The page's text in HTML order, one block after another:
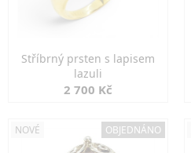
Stříbrný prsten s lapisem
lazuli
2 700 Kč
NOVÉ OBJEDNÁNO